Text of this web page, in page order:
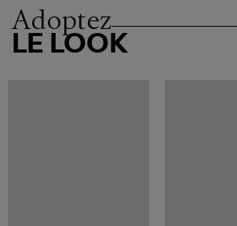
Adoptez
LE LOOK